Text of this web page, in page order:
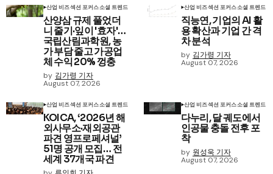
산업 비즈섹션 포커스소셜 트렌드
산양삼 규제 풀었더
니 줄기·잎이 '효자'…
국립산림과학원, 농
가 부담 줄고 가공업
체 수익 20% 껑충
by 김가령 기자
August 07, 2026
산업 비즈섹션 포커스소셜 트렌드
직능연, 기업의 AI 활
용 확산과 기업 간 격
차 분석
by 김가령 기자
August 07, 2026
산업 비즈섹션 포커스소셜 트렌드
KOICA, ‘2026년 해
외사무소·재외공관
파견 영프로페셔널’
51명 공개 모집… 전
세계 37개국 파견
산업 비즈섹션 포커스소셜 트렌드
다누리, 달 궤도에서
인공물 충돌 전후 포
착
by 원성욱 기자
August 07, 2026